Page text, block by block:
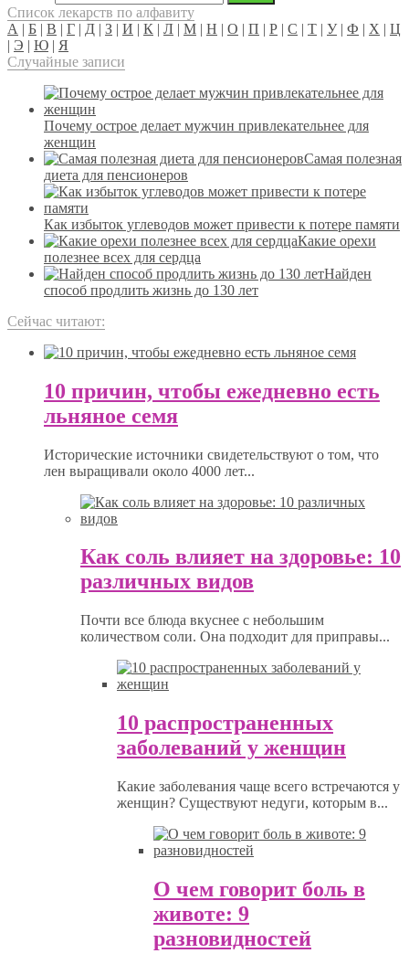
Список лекарств по алфавиту
А | Б | В | Г | Д | З | И | К | Л | М | Н | О | П | Р | С | Т | У| Ф | Х | Ц
| Э | Ю | Я
Случайные записи
Почему острое делает мужчин привлекательнее для
женщин
Самая полезная
диета для пенсионеров
Как избыток углеводов может привести к потере памяти
Какие орехи
полезнее всех для сердца
Найден
способ продлить жизнь до 130 лет
Сейчас читают:
10 причин, чтобы ежедневно есть
льняное семя
Исторические источники свидетельствуют о том, что
лен выращивали около 4000 лет...
Как соль влияет на здоровье: 10
различных видов
Почти все блюда вкуснее с небольшим
количеством соли. Она подходит для приправы...
10 распространенных
заболеваний у женщин
Какие заболевания чаще всего встречаются у
женщин? Существуют недуги, которым в...
О чем говорит боль в
животе: 9
разновидностей